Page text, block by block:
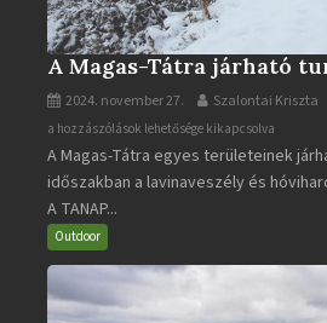
A Magas-Tátra járható
2024. november 27. Szalontai Kriszta
A
Magas-
Tátra
járható
turistaútjai
a hozzászólások lehetősége kikapcsolva
A Magas-Tátra egyes területeinek
időszakban a lavinaveszély és
A TANAP...
Outdoor